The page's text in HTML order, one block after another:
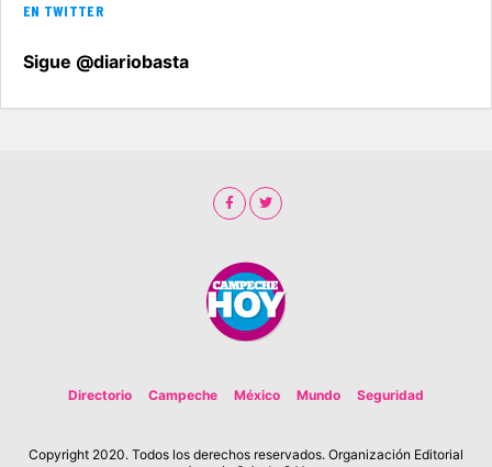
EN TWITTER
Sigue @diariobasta
Directorio Campeche México Mundo Seguridad
Copyright 2020. Todos los derechos reservados. Organización Editorial